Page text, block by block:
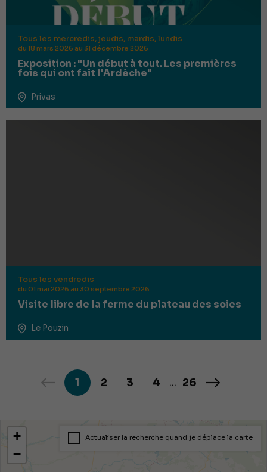
Tous les mercredis, jeudis, mardis, lundis
du 18 mars 2026 au 31 décembre 2026
Exposition : "Un début à tout. Les premières
fois qui ont fait l'Ardèche"
Privas
Tous les vendredis
du 01 mai 2026 au 30 septembre 2026
Visite libre de la ferme du plateau des soies
Le Pouzin
1 2 3 4 ... 26
+
−
Actualiser la recherche quand je déplace la carte